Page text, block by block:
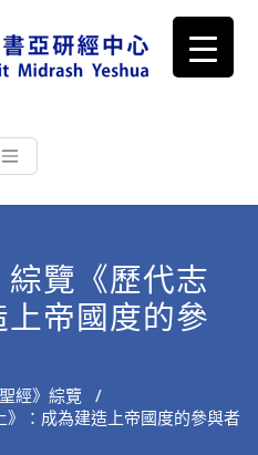
耶書亞研經中心
根源明白聖經，成為更好的門徒
綜覽《歷代志
帝國度的參
經》綜覽 /
》：成為建造上帝國度的參與者